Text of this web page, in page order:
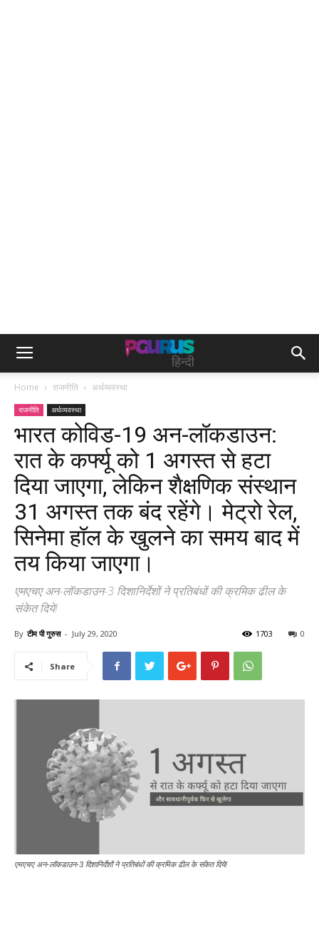
Home राजनीति अर्थव्यवस्था
राजनीति अर्थव्यवस्था
भारत कोविड-19 अन-लॉकडाउन:
रात के कर्फ्यू को 1 अगस्त से हटा
दिया जाएगा, लेकिन शैक्षणिक संस्थान
31 अगस्त तक बंद रहेंगे। मेट्रो रेल,
सिनेमा हॉल के खुलने का समय बाद में
तय किया जाएगा।
एमएचए अन-लॉकडाउन-3 दिशानिर्देशों ने प्रतिबंधों की क्रमिक ढील के
संकेत दिये!
By टीम पी गुरुस - July 29, 2020 0
1703
Share
एमएचए अन-लॉकडाउन-3 दिशानिर्देशों ने प्रतिबंधों की क्रमिक ढील के संकेत दिये!